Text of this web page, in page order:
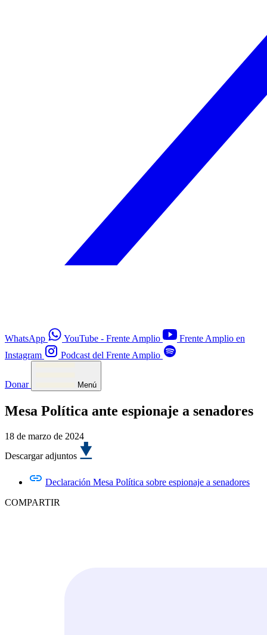
WhatsApp YouTube - Frente Amplio
Frente Amplio en
Instagram
Podcast del Frente Amplio
Donar Menú
Mesa Política ante espionaje a senadores
18 de marzo de 2024
Descargar adjuntos
Declaración Mesa Política sobre espionaje a senadores
COMPARTIR